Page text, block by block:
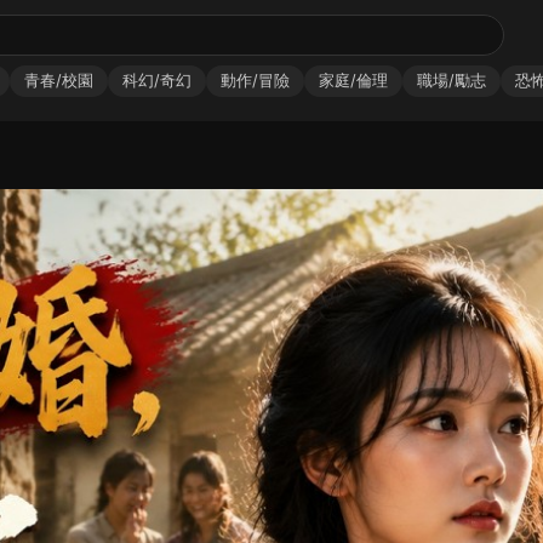
青春/校園 科幻/奇幻 動作/冒險 家庭/倫理 職場/勵志 恐